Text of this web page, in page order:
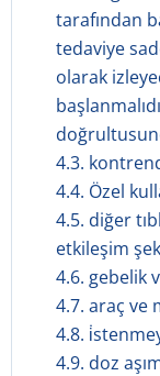
tarafından
tedaviye
olarak
4.3.
4.4. Özel
4.5. diğer
etkileşim
4.6. gebelik
4.7. araç ve
4.8.
4.9. doz